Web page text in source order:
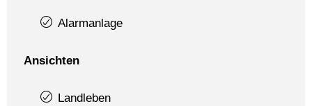
Alarmanlage
Ansichten
Landleben